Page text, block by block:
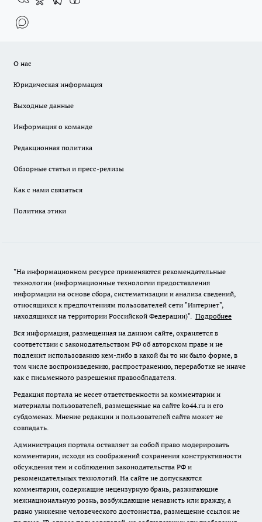
О нас
Юридическая информация
Выходные данные
Информация о команде
Редакционная политика
Обзорные статьи и пресс-релизы
Как с нами связаться
Политика этики
"На информационном ресурсе применяются рекомендательные
технологии (информационные технологии предоставления
информации на основе сбора, систематизации и анализа сведений,
относящихся к предпочтениям пользователей сети "Интернет",
находящихся на территории Российской Федерации)". Подробнее
Вся информация, размещенная на данном сайте, охраняется в
соответствии с законодательством РФ об авторском праве и не
подлежит использованию кем-либо в какой бы то ни было форме, в
том числе воспроизведению, распространению, переработке не иначе
как с письменного разрешения правообладателя.
Редакция портала не несет ответственности за комментарии и
материалы пользователей, размещенные на сайте ko44.ru и его
субдоменах. Мнение редакции и пользователей сайта может не
совпадать.
Администрация портала оставляет за собой право модерировать
комментарии, исходя из соображений сохранения конструктивности
обсуждения тем и соблюдения законодательства РФ и
рекомендательных технологий. На сайте не допускаются
комментарии, содержащие нецензурную брань, разжигающие
межнациональную рознь, возбуждающие ненависть или вражду, а
равно унижение человеческого достоинства, размещение ссылок не